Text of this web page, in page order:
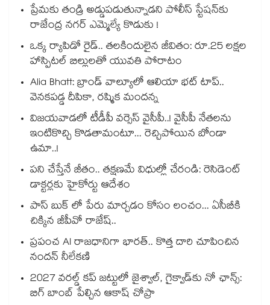
ప్రేమకు తండ్రి అడ్డుపడుతున్నాడని పోలీస్ స్టేషన్⁪కు
రాజేంద్ర నగర్ ఎమ్మెల్యే కొడుకు !
ఒక్క ర్యాపిడో రైడ్.. తలకిందులైన జీవితం: రూ.25 లక్షల
హాస్పిటల్ బిల్లులతో యువతి పోరాటం
Alia Bhatt: బ్రాండ్ వాల్యూలో ఆలియా భట్ టాప్..
వెనకపడ్డ దీపికా, రష్మిక మందన్న
విజయవాడలో టీడీపీ వర్సెస్ వైసీపీ..! వైసీపీ నేతలను
ఇంటికొచ్చి కొడతామంటూ... రెచ్చిపోయిన బోండా
ఉమా..!
పని చేస్తేనే జీతం.. తక్షణమే విధుల్లో చేరండి: రెసిడెంట్
డాక్టర్లకు హైకోర్టు ఆదేశం
పాస్ బుక్ లో పేరు మార్చడం కోసం లంచం... ఏసీబీకి
చిక్కిన జీపీవో రాజేష్..
ప్రపంచ AI రాజధానిగా భారత్.. కొత్త దారి చూపించిన
నందన్ నీలేకణి
2027 వరల్డ్ కప్‎ జట్టులో జైశ్వాల్, గైక్వాడ్‎కు నో ఛాన్స్:
బిగ్ బాంబ్ పేల్చిన ఆకాష్ చోప్రా